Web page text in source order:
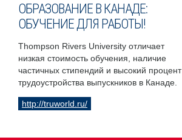
ОБРАЗОВАНИЕ В КАНАДЕ:
ОБУЧЕНИЕ ДЛЯ РАБОТЫ!
Thompson Rivers University отличает
низкая стоимость обучения, наличие
частичных стипендий и высокий процент
трудоустройства выпускников в Канаде.
http://truworld.ru/